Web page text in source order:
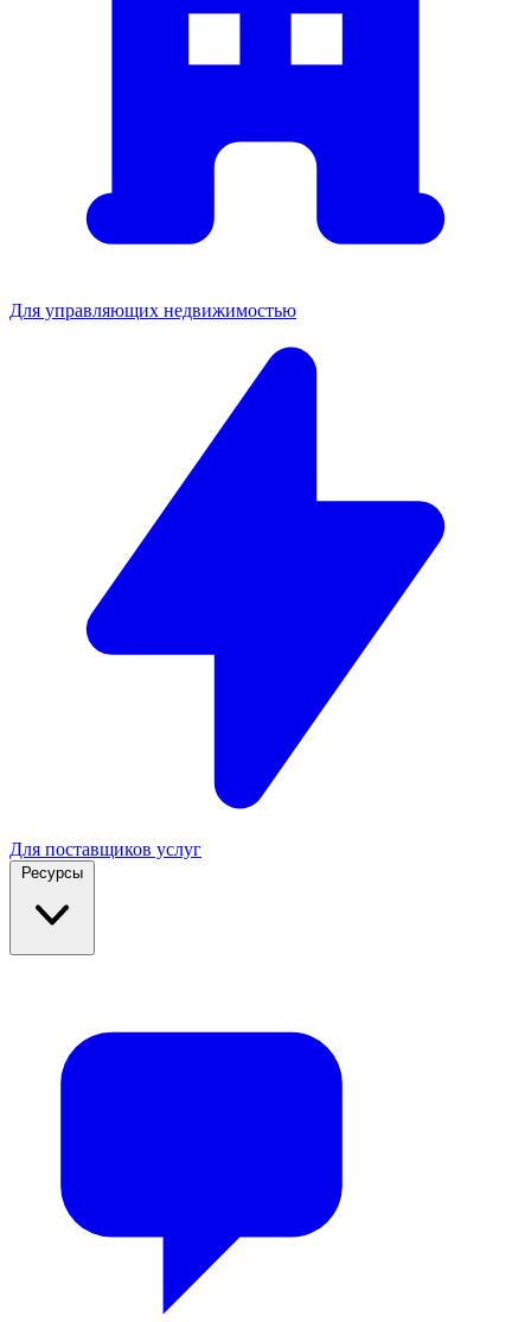
Для управляющих недвижимостью
Для поставщиков услуг